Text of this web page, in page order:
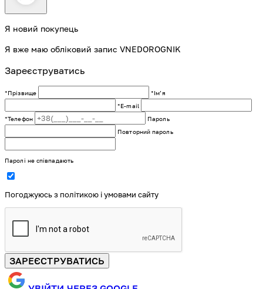
Я новий покупець
Я вже маю обліковий запис VNEDOROGNIK
Зареєструватись
*Прізвище
*Імʼя
*E-mail
*Телефон
Пароль
Повторний пароль
Паролі не співпадають
Погоджуюсь з політикою і умовами сайту
ЗАРЕЄСТРУВАТИСЬ